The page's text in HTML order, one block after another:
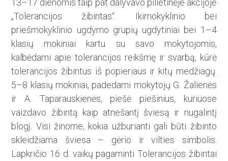
13–17 dienomis taip pat dalyvavo pilietinėje akcijoje
„Tolerancijos žibintas“. Ikimokyklinio bei
priešmokyklinio ugdymo grupių ugdytiniai bei 1–4
klasių mokiniai kartu su savo mokytojomis,
kalbėdami apie tolerancijos reikšmę ir svarbą, kūrė
tolerancijos žibintus iš popieriaus ir kitų medžiagų.
5–8 klasių mokiniai, padedami mokytojų G. Žalienės
ir A. Taparauskienės, pie­šė piešinius, kuriuose
vaizdavo žibintą kaip atnešantį šviesą ir nugalintį
blogį. Visi žinome, kokia užburianti gali būti žibinto
sklei­džiama šviesa – gėrio ir vilties simbolis.
Lapkričio 16 d. vaikų pagaminti Tolerancijos žibintai